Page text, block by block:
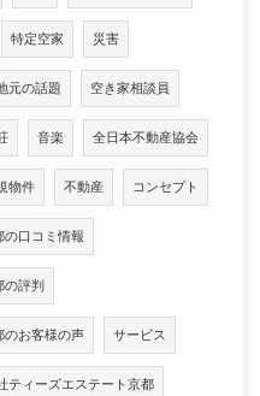
特定空家 災害
元の話題 空き家相談員
音楽 全日本不動産協会
物件 不動産 コンセプト
の口コミ情報
の評判
のお客様の声 サービス
ティーズエステート京都